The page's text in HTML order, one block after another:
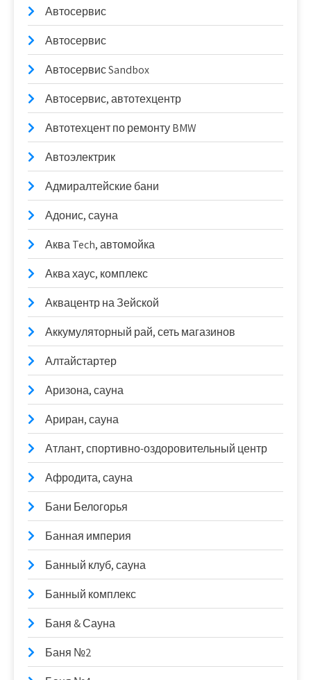
Автосервис
Автосервис
Автосервис Sandbox
Автосервис, автотехцентр
Автотехцент по ремонту BMW
Автоэлектрик
Адмиралтейские бани
Адонис, сауна
Аква Tech, автомойка
Аква хаус, комплекс
Аквацентр на Зейской
Аккумуляторный рай, сеть магазинов
Алтайстартер
Аризона, сауна
Ариран, сауна
Атлант, спортивно-оздоровительный центр
Афродита, сауна
Бани Белогорья
Банная империя
Банный клуб, сауна
Банный комплекс
Баня & Сауна
Баня №2